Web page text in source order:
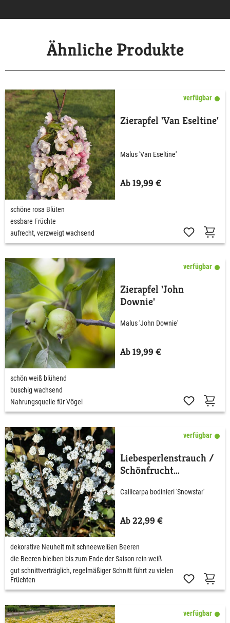
Ähnliche Produkte
verfügbar
Zierapfel 'Van Eseltine'
Malus 'Van Eseltine'
Ab 19,99 €
schöne rosa Blüten
essbare Früchte
aufrecht, verzweigt wachsend
verfügbar
Zierapfel 'John
Downie'
Malus 'John Downie'
Ab 19,99 €
schön weiß blühend
buschig wachsend
Nahrungsquelle für Vögel
verfügbar
Liebesperlenstrauch /
Schönfrucht
Callicarpa bodinieri 'Snowstar'
Ab 22,99 €
dekorative Neuheit mit schneeweißen Beeren
die Beeren bleiben bis zum Ende der Saison rein-weiß
gut schnittverträglich, regelmäßiger Schnitt führt zu vielen
Früchten
verfügbar